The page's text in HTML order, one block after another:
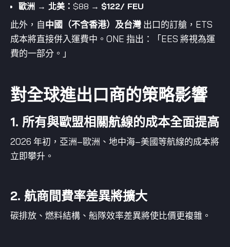
歐洲 → 北美： $88 → $122/ FEU
此外，自中國（不含香港）及台灣 出口的訂艙，ETS
成本將直接併入運費中。ONE 指出：「EES 將視為運
費的一部分。」
對全球進出口商的策略影響
1. 所有與歐盟相關航線的成本全面提高
2026 年初，亞洲–歐洲、地中海–美國等航線的成本將
立即攀升。
2. 航商間費率差異將擴大
碳排放、燃料結構、船隊效率差異將使比價更複雜。